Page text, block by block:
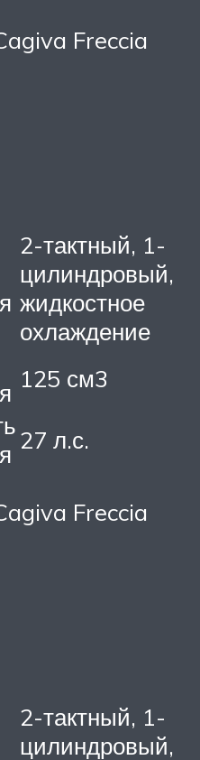
Freccia
2-тактный, 1-
цилиндровый,
жидкостное
охлаждение
125 см3
27 л.с.
Freccia
2-тактный, 1-
цилиндровый,